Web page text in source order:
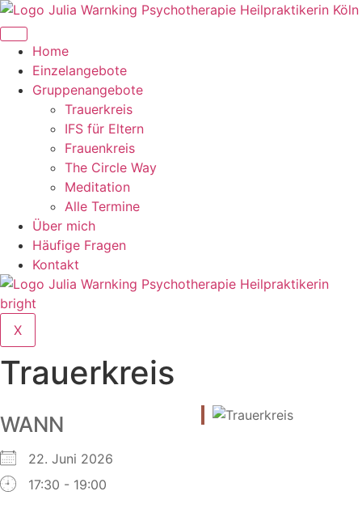
Zum
Inhalt
springenHome
Einzelangebote
Gruppenangebote
Trauerkreis
IFS für Eltern
Frauenkreis
The Circle Way
Meditation
Alle Termine
Über mich
Häufige Fragen
Kontakt
X
Trauerkreis
WANN
22. Juni 2026
17:30 - 19:00